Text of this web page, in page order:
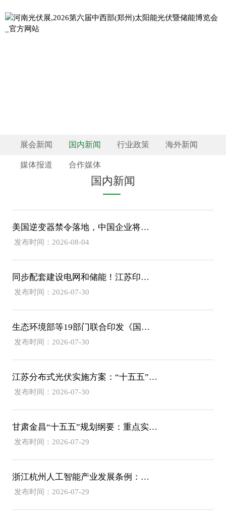
展会新闻 国内新闻 行业政策 海外新闻
媒体报道 合作媒体
国内新闻
美国逆变器禁令落地，中国企业将面临哪些挑战？
发布时间：2026-08-04
同步配套建设电网和储能！江苏印发分布式光伏发展实施方案（2026-2030年）
发布时间：2026-07-30
生态环境部等19部门联合印发《国家应对气候变化“十五五”规划》
发布时间：2026-07-30
江苏分布式光伏实施方案：“十五五”新增56GW、新建厂房100%安装
发布时间：2026-07-30
甘肃金昌“十五五”规划纲要：重点实施10GWh共享储能电站等项目
发布时间：2026-07-29
浙江杭州人工智能产业发展条例：强化电源/电网/负荷/储能协同，推动城市供电可靠性符合算力设施标准
发布时间：2026-07-29